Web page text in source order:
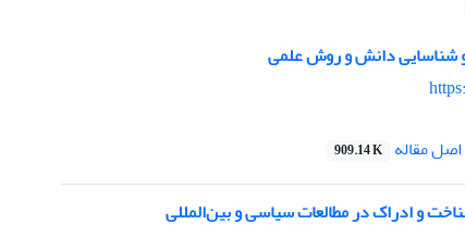
شناسایی دانش و روش علمی
اصل مقاله 909.14 K
و ادراک در مطالعات سیاسی و بین‌المللی